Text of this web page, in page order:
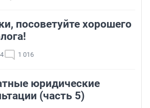
посоветуйте хорошего
1 016
юридические
(часть 5)